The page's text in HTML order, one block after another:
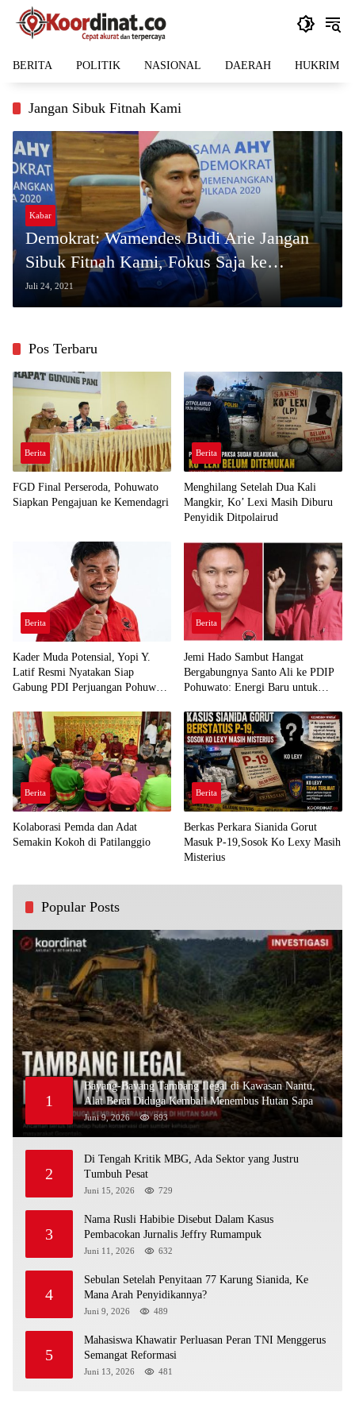
Langsung
BERITA POLITIK NASIONAL DAERAH HUKRIM
Jangan Sibuk Fitnah Kami
Kabar
Demokrat: Wamendes Budi Arie Jangan
Sibuk Fitnah Kami, Fokus Saja ke
Pandemi
Juli 24, 2021
Pos Terbaru
Berita
FGD Final Perseroda, Pohuwato
Siapkan Pengajuan ke Kemendagri
Berita
Menghilang Setelah Dua Kali
Mangkir, Ko’ Lexi Masih Diburu
Penyidik Ditpolairud
Berita
Kader Muda Potensial, Yopi Y.
Latif Resmi Nyatakan Siap
Gabung PDI Perjuangan Pohuwato
Berita
Jemi Hado Sambut Hangat
Bergabungnya Santo Ali ke PDIP
Pohuwato: Energi Baru untuk
Berita
Kolaborasi Pemda dan Adat
Semakin Kokoh di Patilanggio
Berita
Berkas Perkara Sianida Gorut
Masuk P-19,Sosok Ko Lexy Masih
Misterius
Popular Posts
1
Bayang-Bayang Tambang Ilegal di Kawasan Nantu,
Alat Berat Diduga Kembali Menembus Hutan Sapa
Juni 9, 2026 893
2
Di Tengah Kritik MBG, Ada Sektor yang Justru
Tumbuh Pesat
Juni 15, 2026 729
3
Nama Rusli Habibie Disebut Dalam Kasus
Pembacokan Jurnalis Jeffry Rumampuk
Juni 11, 2026 632
4
Sebulan Setelah Penyitaan 77 Karung Sianida, Ke
Mana Arah Penyidikannya?
Juni 9, 2026 489
5
Mahasiswa Khawatir Perluasan Peran TNI Menggerus
Semangat Reformasi
Juni 13, 2026 481